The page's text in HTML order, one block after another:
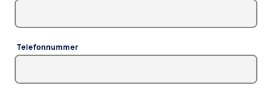
Telefonnummer